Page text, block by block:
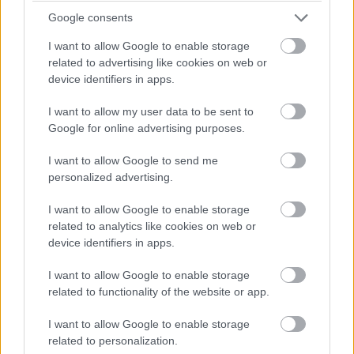
Google consents
I want to allow Google to enable storage
related to advertising like cookies on web or
device identifiers in apps.
I want to allow my user data to be sent to
Google for online advertising purposes.
I want to allow Google to send me
personalized advertising.
I want to allow Google to enable storage
related to analytics like cookies on web or
device identifiers in apps.
I want to allow Google to enable storage
related to functionality of the website or app.
I want to allow Google to enable storage
related to personalization.
A szövegekért továbbra is a díjnyertes Jodie Houser
(Stranger Things: A Túloldalon, Star Wars: Thrawn) felelt
Oszlánszky Zsolt fordításában, a horrorfilmekbe illő
rajzokat pedig ezúttal is Gabriel Guzmán követte el.
Történetmesélésük legerősebb eszköze még mindig a
belénk kódolt empátia, az ismeretlentől való félelem és
egymásra építése. Guzmán színhasználata és
árnyékolási technikája különösen kiemeli a történések
groteszkségét, Caleb arckifejezései konstans
emlékeztetnek minket a háttérben megbújó
fenyegetettségre, a panelek elrendezése felerősíti a